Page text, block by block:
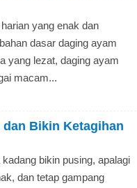
yang enak dan
dasar daging ayam
yang lezat, daging ayam
macam...
Bikin Ketagihan
bikin pusing, apalagi
dan tetap gampang